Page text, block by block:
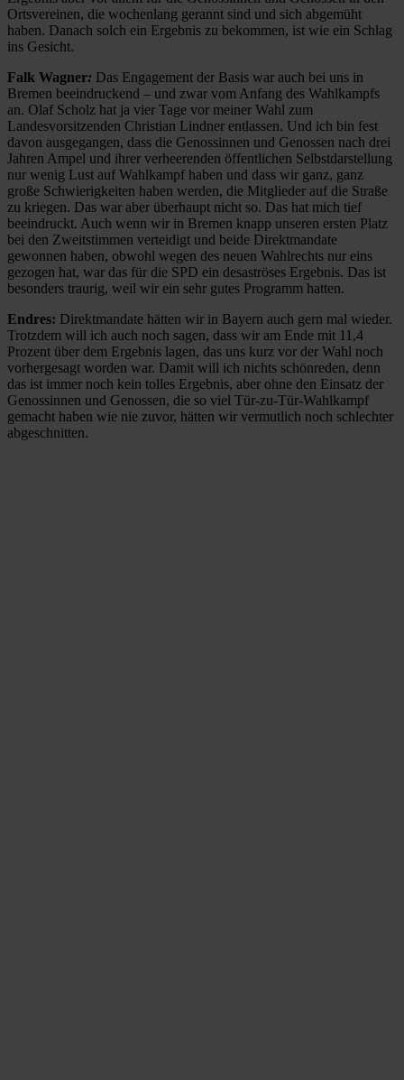
Ortsvereinen, die wochenlang gerannt sind und sich abgemüht
haben. Danach solch ein Ergebnis zu bekommen, ist wie ein Schlag
ins Gesicht.
Falk Wagner: Das Engagement der Basis war auch bei uns in
Bremen beeindruckend – und zwar vom Anfang des Wahlkampfs
an. Olaf Scholz hat ja vier Tage vor meiner Wahl zum
Landesvorsitzenden Christian Lindner entlassen. Und ich bin fest
davon ausgegangen, dass die Genossinnen und Genossen nach drei
Jahren Ampel und ihrer verheerenden öffentlichen Selbstdarstellung
nur wenig Lust auf Wahlkampf haben und dass wir ganz, ganz
große Schwierigkeiten haben werden, die Mitglieder auf die Straße
zu kriegen. Das war aber überhaupt nicht so. Das hat mich tief
beeindruckt. Auch wenn wir in Bremen knapp unseren ersten Platz
bei den Zweitstimmen verteidigt und beide Direktmandate
gewonnen haben, obwohl wegen des neuen Wahlrechts nur eins
gezogen hat, war das für die SPD ein desaströses Ergebnis. Das ist
besonders traurig, weil wir ein sehr gutes Programm hatten.
Endres: Direktmandate hätten wir in Bayern auch gern mal wieder.
Trotzdem will ich auch noch sagen, dass wir am Ende mit 11,4
Prozent über dem Ergebnis lagen, das uns kurz vor der Wahl noch
vorhergesagt worden war. Damit will ich nichts schönreden, denn
das ist immer noch kein tolles Ergebnis, aber ohne den Einsatz der
Genossinnen und Genossen, die so viel Tür-zu-Tür-Wahlkampf
gemacht haben wie nie zuvor, hätten wir vermutlich noch schlechter
abgeschnitten.